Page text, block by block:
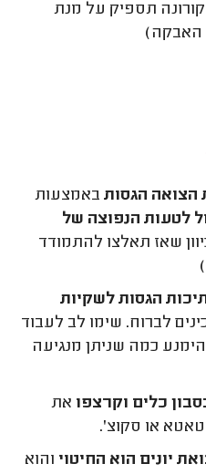
תספיק על מנת
האבקה)
הצואה הגסות באמצעות
לטעות הנפוצה של
שאז תאלצו להתמודד
הגסות לשקיות
לברוח. שימו לב לעבוד
כמה שניתן מנגיעה
כלים וקרצפו את
או סקוצ'.
יונים הוא החיטוי והוא